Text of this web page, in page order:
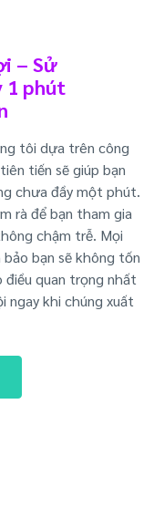
– Sử
1 phút
tôi dựa trên công
tiến sẽ giúp bạn
chưa đầy một phút.
rà để bạn tham gia
chậm trễ. Mọi
bạn sẽ không tốn
quan trọng nhất
ngay khi chúng xuất